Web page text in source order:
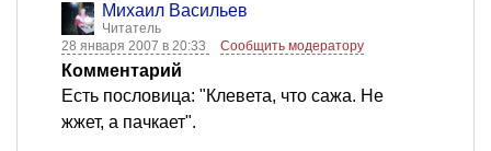
Михаил Васильев
Читатель
28 января 2007 в 20:33
Сообщить модератору
Комментарий
Есть пословица: "Клевета, что сажа. Не
жжет, а пачкает".